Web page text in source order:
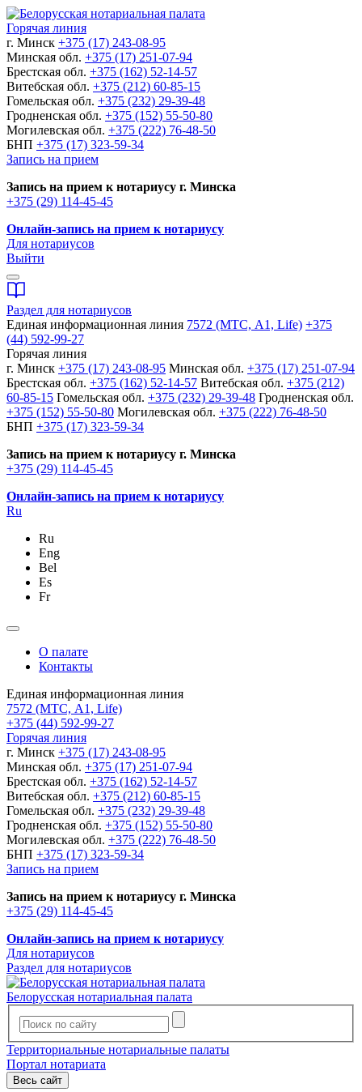
Горячая линия
г. Минск +375 (17) 243-08-95
Минская обл. +375 (17) 251-07-94
Брестская обл. +375 (162) 52-14-57
Витебская обл. +375 (212) 60-85-15
Гомельская обл. +375 (232) 29-39-48
Гродненская обл. +375 (152) 55-50-80
Могилевская обл. +375 (222) 76-48-50
БНП +375 (17) 323-59-34
Запись на прием
Запись на прием к нотариусу г. Минска
+375 (29) 114-45-45
Онлайн-запись на прием к нотариусу
Для нотариусов
Выйти
Раздел для нотариусов
Единая информационная линия 7572 (МТС, A1, Life) +375
(44) 592-99-27
Горячая линия
г. Минск +375 (17) 243-08-95 Минская обл. +375 (17) 251-07-94
Брестская обл. +375 (162) 52-14-57 Витебская обл. +375 (212)
60-85-15 Гомельская обл. +375 (232) 29-39-48 Гродненская обл.
+375 (152) 55-50-80 Могилевская обл. +375 (222) 76-48-50
БНП +375 (17) 323-59-34
Запись на прием к нотариусу г. Минска
+375 (29) 114-45-45
Онлайн-запись на прием к нотариусу
Ru
Ru
Eng
Bel
Es
Fr
О палате
Контакты
Единая информационная линия
7572 (МТС, A1, Life)
+375 (44) 592-99-27
Горячая линия
г. Минск +375 (17) 243-08-95
Минская обл. +375 (17) 251-07-94
Брестская обл. +375 (162) 52-14-57
Витебская обл. +375 (212) 60-85-15
Гомельская обл. +375 (232) 29-39-48
Гродненская обл. +375 (152) 55-50-80
Могилевская обл. +375 (222) 76-48-50
БНП +375 (17) 323-59-34
Запись на прием
Запись на прием к нотариусу г. Минска
+375 (29) 114-45-45
Онлайн-запись на прием к нотариусу
Для нотариусов
Раздел для нотариусов
Белорусская нотариальная палата
Территориальные нотариальные палаты
Портал нотариата
Весь сайт